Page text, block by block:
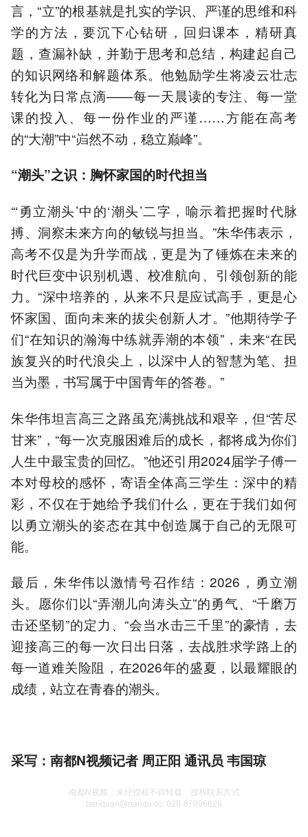
言，“立”的根基就是扎实的学识、严谨的思维和科
学的方法，要沉下心钻研，回归课本，精研真
题，查漏补缺，并勤于思考和总结，构建起自己
的知识网络和解题体系。他勉励学生将凌云壮志
转化为日常点滴——每一天晨读的专注、每一堂
课的投入、每一份作业的严谨……方能在高考
的“大潮”中“岿然不动，稳立巅峰”。
“潮头”之识：胸怀家国的时代担当
“‘勇立潮头’中的‘潮头’二字，喻示着把握时代脉
搏、洞察未来方向的敏锐与担当。”朱华伟表示，
高考不仅是为升学而战，更是为了锤炼在未来的
时代巨变中识别机遇、校准航向、引领创新的能
力。“深中培养的，从来不只是应试高手，更是心
怀家国、面向未来的拔尖创新人才。”他期待学子
们“在知识的瀚海中练就弄潮的本领”，未来“在民
族复兴的时代浪尖上，以深中人的智慧为笔、担
当为墨，书写属于中国青年的答卷。”
朱华伟坦言高三之路虽充满挑战和艰辛，但“苦尽
甘来”，“每一次克服困难后的成长，都将成为你们
人生中最宝贵的回忆。”他还引用2024届学子傅一
本对母校的感怀，寄语全体高三学生：深中的精
彩，不仅在于她给予我们什么，更在于我们如何
以勇立潮头的姿态在其中创造属于自己的无限可
能。
最后，朱华伟以激情号召作结：2026，勇立潮
头。愿你们以“弄潮儿向涛头立”的勇气、“千磨万
击还坚韧”的定力、“会当水击三千里”的豪情，去
迎接高三的每一次日出日落，去战胜求学路上的
每一道难关险阻，在2026年的盛夏，以最耀眼的
成绩，站立在青春的潮头。
采写 ： 南都N视频记者 周正阳 通讯员 韦国琼
南都N视频，未经授权不得转载、授权联系方式
banquan@nandu.cc. 020-87006626